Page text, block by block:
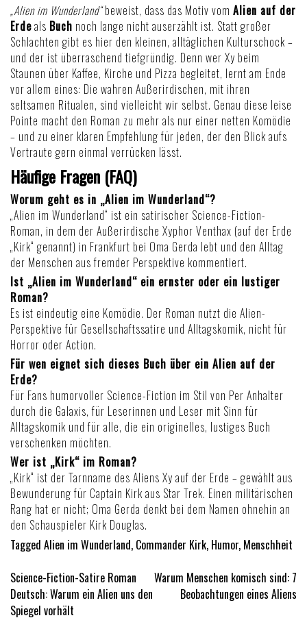
„Alien im Wunderland“beweist, dass das Motiv vom Alien auf der
Erdeals Buch noch lange nicht auserzählt ist. Statt großer
Schlachten gibt es hier den kleinen, alltäglichen Kulturschock –
und der ist überraschend tiefgründig. Denn wer Xy beim
Staunen über Kaffee, Kirche und Pizza begleitet, lernt am Ende
vor allem eines: Die wahren Außerirdischen, mit ihren
seltsamen Ritualen, sind vielleicht wir selbst. Genau diese leise
Pointe macht den Roman zu mehr als nur einer netten Komödie
– und zu einer klaren Empfehlung für jeden, der den Blick aufs
Vertraute gern einmal verrücken lässt.
Häufige Fragen (FAQ)
Worum geht es in „Alien im Wunderland“?
„Alien im Wunderland“ ist ein satirischer Science-Fiction-
Roman, in dem der Außerirdische Xyphor Venthax (auf der Erde
„Kirk“ genannt) in Frankfurt bei Oma Gerda lebt und den Alltag
der Menschen aus fremder Perspektive kommentiert.
Ist „Alien im Wunderland“ ein ernster oder ein lustiger
Roman?
Es ist eindeutig eine Komödie. Der Roman nutzt die Alien-
Perspektive für Gesellschaftssatire und Alltagskomik, nicht für
Horror oder Action.
Für wen eignet sich dieses Buch über ein Alien auf der
Erde?
Für Fans humorvoller Science-Fiction im Stil von Per Anhalter
durch die Galaxis, für Leserinnen und Leser mit Sinn für
Alltagskomik und für alle, die ein originelles, lustiges Buch
verschenken möchten.
Wer ist „Kirk“ im Roman?
„Kirk“ ist der Tarnname des Aliens Xy auf der Erde – gewählt aus
Bewunderung für Captain Kirk aus Star Trek. Einen militärischen
Rang hat er nicht; Oma Gerda denkt bei dem Namen ohnehin an
den Schauspieler Kirk Douglas.
Tagged Alien im Wunderland, Commander Kirk, Humor, Menschheit
Beitragsnavigation
Science-Fiction-Satire Roman
Deutsch: Warum ein Alien uns den
Spiegel vorhält
Warum Menschen komisch sind: 7
Beobachtungen eines Aliens